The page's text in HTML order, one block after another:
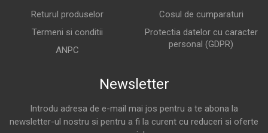
Returul produselor
Termeni si conditii
ANPC
Cosul de cumparaturi
Protectia datelor cu caracter
personal (GDPR)
Newsletter
Introdu adresa de e-mail mai jos pentru a te abona la
newsletter-ul nostru si pentru a fi la curent cu reduceri si oferte